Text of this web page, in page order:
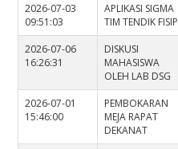
2026-07-03
09:51:03
APLIKASI SIGMA
TIM TENDIK FISIP
2026-07-06
16:26:31
DISKUSI
MAHASISWA
OLEH LAB DSG
2026-07-01
15:46:00
PEMBOKARAN
MEJA RAPAT
DEKANAT